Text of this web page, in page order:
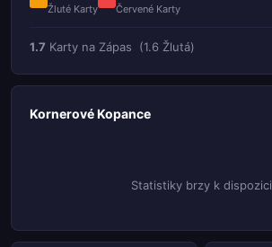
Žluté Karty Červené Karty
1.7 Karty na Zápas (1.6 Žlutá)
Kornerové Kopance
Statistiky brzy k dispozici